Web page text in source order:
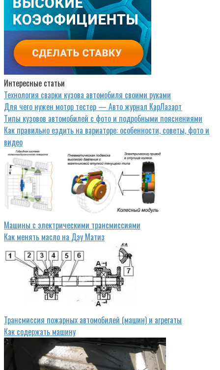
Интересные статьи
Технология сварки кузова автомобиля своими руками
Для чего нужен мотор тестер — Авто журнал КарЛазарт
Типы кузовов автомобилей с фото и подробными пояснениями
Как правильно ездить на вариаторе: особенности, советы, фото и
видео
Машины с электрическими трансмиссиями
Как менять масло на Дэу Матиз
Трансмиссия пожарных автомобилей (машин) и агрегаты
Как содержать машину